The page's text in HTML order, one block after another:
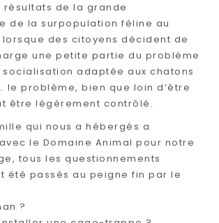
de la grande
de la surpopulation féline au
lorsque des citoyens décident de
une petite partie du problème
socialisation adaptée aux chatons
le problème, bien que loin d’être
être légèrement contrôlé.
qui nous a hébergés a
le Domaine Animal pour notre
tous les questionnements
été passés au peigne fin par le
?